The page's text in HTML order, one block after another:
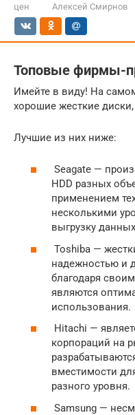
цен
Алексей Смирнов
Топовые фирмы-
Имейте в виду! На
хорошие жесткие
Лучшие из них ниже:
Seagate —
HDD разных
применением
несколькими
выгрузку
Toshiba —
надежностью и
благодаря
являются
использования.
Hitachi —
корпораций на
вместимости
разного уровня.
Samsung —